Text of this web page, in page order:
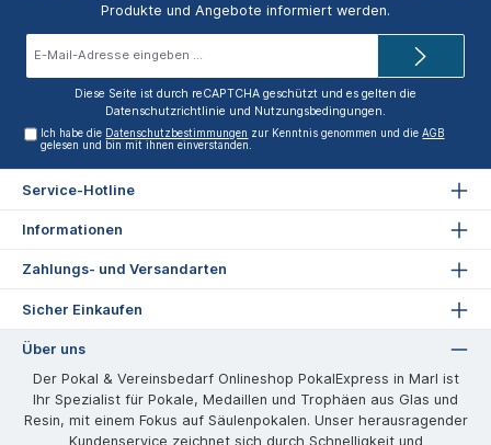
Produkte und Angebote informiert werden.
Diese Seite ist durch reCAPTCHA geschützt und es gelten die
Datenschutzrichtlinie und Nutzungsbedingungen.
Ich habe die Datenschutzbestimmungen zur Kenntnis genommen und dieAGB
gelesen und bin mit ihnen einverstanden.
Service-Hotline
Informationen
Zahlungs- und Versandarten
Sicher Einkaufen
Über uns
Der Pokal & Vereinsbedarf Onlineshop PokalExpress in Marl ist
Ihr Spezialist für Pokale, Medaillen und Trophäen aus Glas und
Resin, mit einem Fokus auf Säulenpokalen. Unser herausragender
Kundenservice zeichnet sich durch Schnelligkeit und